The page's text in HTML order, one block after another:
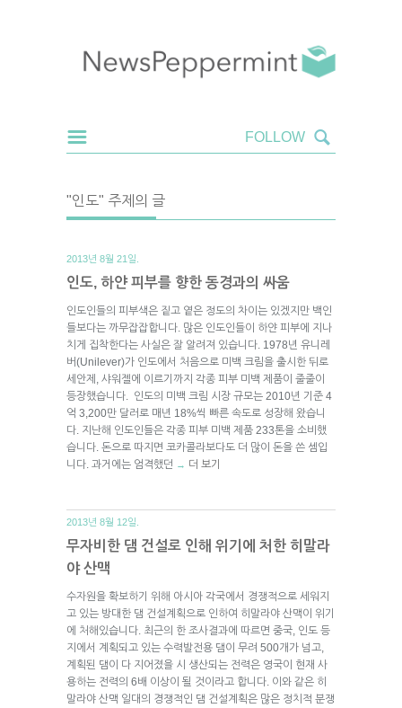
"인도" 주제의 글
2013년 8월 21일.
인도, 하얀 피부를 향한 동경과의 싸움
인도인들의 피부색은 짙고 옅은 정도의 차이는 있겠지만 백인
들보다는 까무잡잡합니다. 많은 인도인들이 하얀 피부에 지나
치게 집착한다는 사실은 잘 알려져 있습니다. 1978년 유니레
버(Unilever)가 인도에서 처음으로 미백 크림을 출시한 뒤로
세안제, 샤워젤에 이르기까지 각종 피부 미백 제품이 줄줄이
등장했습니다. 인도의 미백 크림 시장 규모는 2010년 기준 4
억 3,200만 달러로 매년 18%씩 빠른 속도로 성장해 왔습니
다. 지난해 인도인들은 각종 피부 미백 제품 233톤을 소비했
습니다. 돈으로 따지면 코카콜라보다도 더 많이 돈을 쓴 셈입
니다. 과거에는 엄격했던 → 더 보기
2013년 8월 12일.
무자비한 댐 건설로 인해 위기에 처한 히말라
야 산맥
수자원을 확보하기 위해 아시아 각국에서 경쟁적으로 세워지
고 있는 방대한 댐 건설계획으로 인하여 히말라야 산맥이 위기
에 처해있습니다. 최근의 한 조사결과에 따르면 중국, 인도 등
지에서 계획되고 있는 수력발전용 댐이 무려 500개가 넘고,
계획된 댐이 다 지어졌을 시 생산되는 전력은 영국이 현재 사
용하는 전력의 6배 이상이 될 것이라고 합니다. 이와 같은 히
말라야 산맥 일대의 경쟁적인 댐 건설계획은 많은 정치적 분쟁